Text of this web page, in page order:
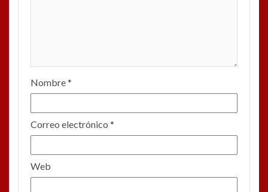
Nombre*
Correo electrónico *
Web